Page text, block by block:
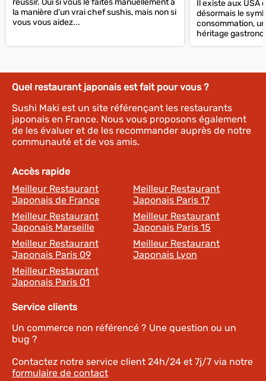
réussir. Oui si vous le faites manuellement à
la manière d’un vrai chef sushis, mais non si
vous vous aidez...
Il existe aux USA
désormais le
consommation,
héritage
plats ont à...
Quel restaurant japonais est fait pour vous ?
Sushi Maki est un site référençant les restaurants
japonais en France. Nous vous proposons également
de les évaluer et de les recommander auprès de notre
communauté et de vos amis.
Accès rapide
Meilleur Restaurant
Japonais de France
Meilleur Restaurant
Japonais Paris 17
Meilleur Restaurant
Japonais Marseille
Meilleur Restaurant
Japonais Paris 15
Meilleur Restaurant
Japonais Paris 09
Meilleur Restaurant
Japonais Lyon
Meilleur Restaurant
Japonais Paris 01
Service clients
Un commerce non référencé ? Une question ou un
bug ?
Contactez notre service client 24h/24 et 7j/7 via notre
formulaire de contact